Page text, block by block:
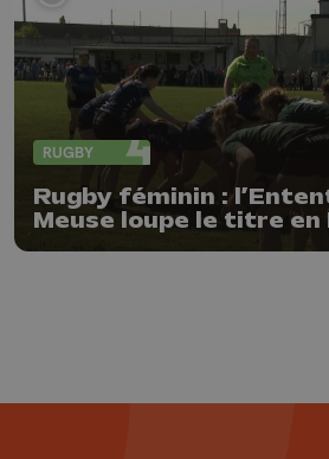
RUGBY
Rugby féminin :
Meuse loupe le titre en